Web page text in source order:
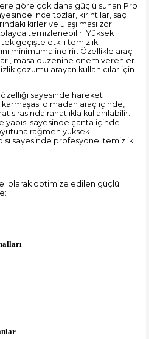
göre çok daha güçlü sunan Pro
ince tozlar, kırıntılar, saç
kirler ve ulaşılması zor
temizlenebilir. Yüksek
geçişte etkili temizlik
minimuma indirir. Özellikle araç
masa düzenine önem verenler
çözümü arayan kullanıcılar için
özelliği sayesinde hareket
olmadan araç içinde,
sırasında rahatlıkla kullanılabilir.
sayesinde çanta içinde
rağmen yüksek
sayesinde profesyonel temizlik
olarak optimize edilen güçlü